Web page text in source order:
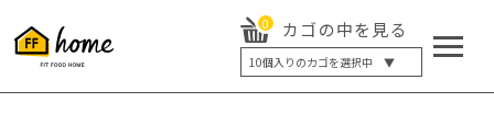
0 カゴの中を見る
10個入りのカゴを選択中 ▼
5個入り